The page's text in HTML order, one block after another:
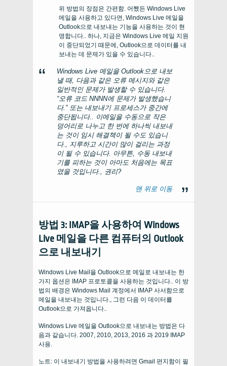
위 방법의 장점은 간편함. 어쨌든 Windows Live
메일을 사용하고 있다면, Windows Live 메일을
Outlook으로 내보내는 기능을 사용하는 것이 현
명합니다.. 하나, 지금은 Windows Live 메일 지원
이 중단되었기 때문에, Outlook으로 데이터를 내
보내는 데 문제가 있을 수 있습니다..
Windows Live 메일을 Outlook으로 내보
낼 때, 다음과 같은 오류 메시지와 같은
일반적인 문제가 발생할 수 있습니다.
“오류 코드 NNNN에 문제가 발생했습니
다.” 또는 내보내기 프로세스가 중간에
중단됩니다.. 이메일을 수동으로 작은
덩어리로 나누고 한 번에 하나씩 내보내
는 것이 임시 해결책이 될 수도 있습니
다., 지루하고 시간이 많이 걸리는 과정
이 될 수 있습니다. 아무튼, 수동 내보내
기를 피하는 것이 아마도 처음에는 목표
였을 것입니다., 권리?
맨 위로 이동
방법 3: IMAP을 사용하여 Windows
Live 메일을 다른 컴퓨터의 Outlook
으로 내보내기
Windows Live Mail을 Outlook으로 메일로 내보내는 한
가지 옵션은 IMAP 프로토콜을 사용하는 것입니다.. 이 방
법의 배경은 Windows Mail 계정에서 IMAP 사서함으로
메일을 내보내는 것입니다., 그런 다음 이 데이터를
Outlook으로 가져옵니다..
Windows Live 메일을 Outlook으로 내보내는 방법은 다
음과 같습니다. 2007, 2010, 2013, 2016 과 2019 IMAP
사용.
노트: 이 내보내기 방법을 사용하려면 Gmail 편지함이 필